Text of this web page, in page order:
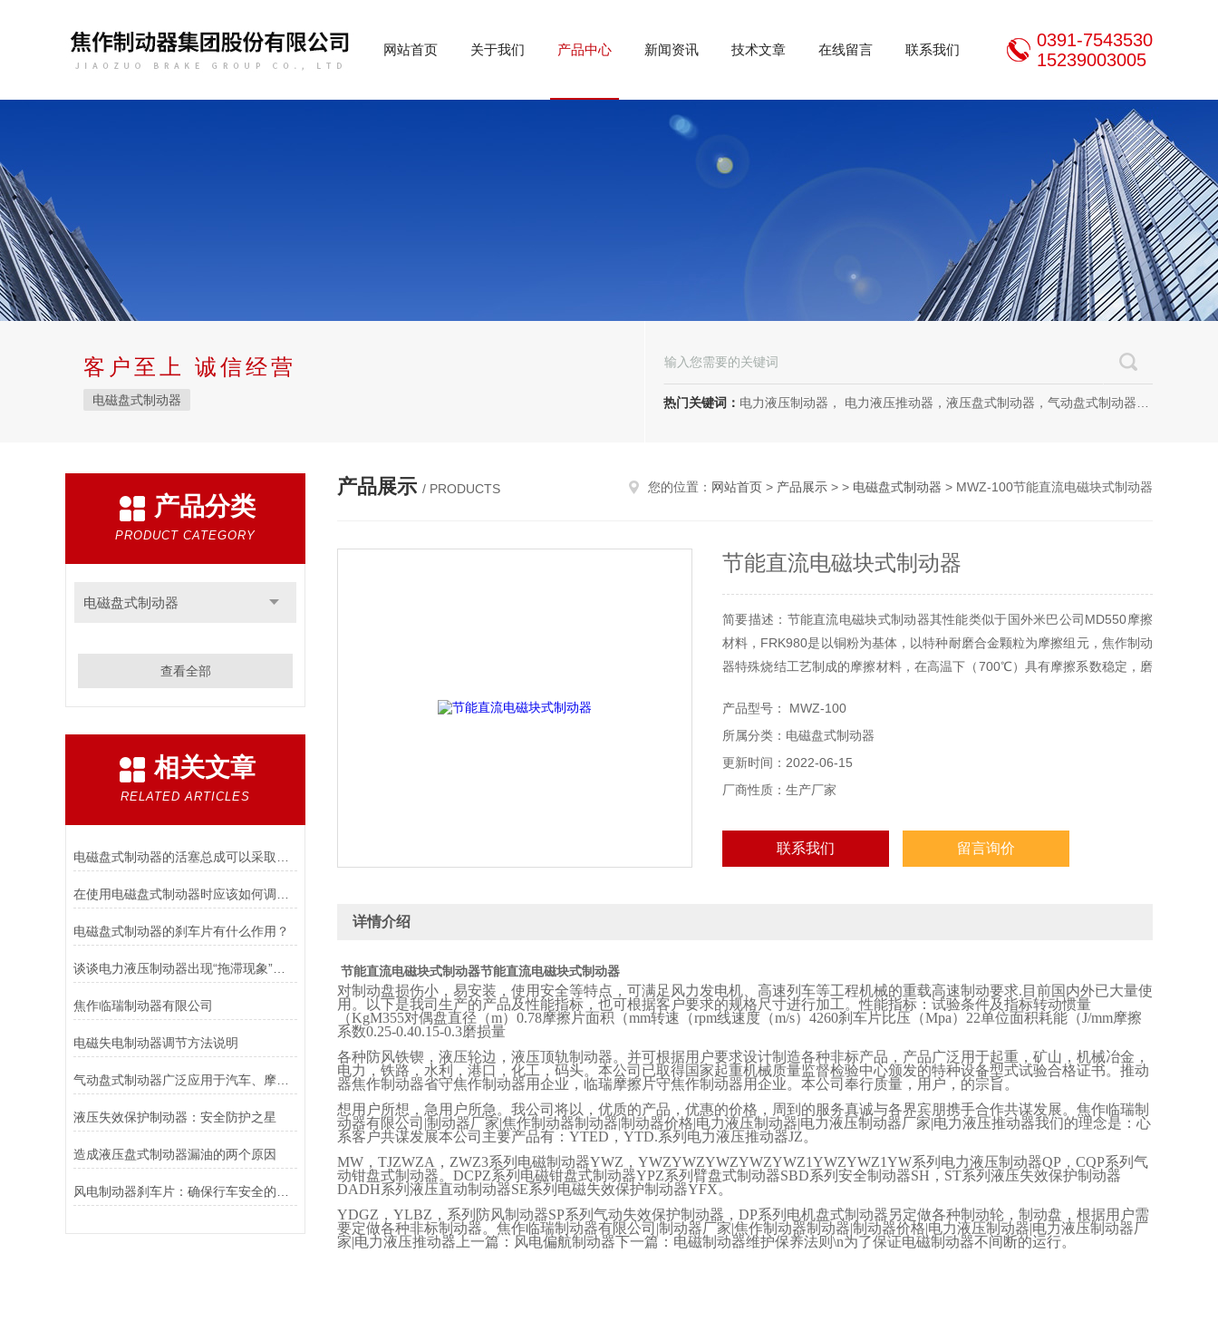
网站首页 关于我们 产品中心 新闻资讯 技术文章 在线留言 联系我们
0391-7543530
15239003005
客户至上 诚信经营
电磁盘式制动器 热门关键词： 电力液压制动器， 电力液压推动器，液压盘式制动器，气动盘式制动器，刹车片，焦作制动器股份有限公司，焦作金箍制动器，焦作金箍临瑞制动器股份有限公司
产品分类
PRODUCT CATEGORY
电磁盘式制动器
查看全部
相关文章
RELATED ARTICLES
电磁盘式制动器的刹车片有什么作用？
谈谈电力液压制动器出现“拖滞现象”的原因及解决方法
焦作临瑞制动器有限公司
电磁失电制动器调节方法说明
气动盘式制动器广泛应用于汽车、摩托车和自行车等交通工具中
液压失效保护制动器：安全防护之星
造成液压盘式制动器漏油的两个原因
产品展示 / PRODUCTS 您的位置： 网站首页 > 产品展示 > > 电磁盘式制动器 > MWZ-100节能直流电磁块式制动器
节能直流电磁块式制动器
简要描述：节能直流电磁块式制动器其性能类似于国外米巴公司MD550摩擦
材料，FRK980是以铜粉为基体，以特种耐磨合金颗粒为摩擦组元，焦作制动
器特殊烧结工艺制成的摩擦材料，在高温下（700℃）具有摩擦系数稳定，磨
速列车等工程机械的重载高速制动要求.目前国内外已大量使用。以下是我司
生产的产品及性能指标。
产品型号： MWZ-100
所属分类：电磁盘式制动器
更新时间：2022-06-15
厂商性质：生产厂家
联系我们 留言询价
详情介绍
节能直流电磁块式制动器节能直流电磁块式制动器
对制动盘损伤小，易安装，使用安全等特点，可满足风力发电机、高速列车等工程机械的重载高速制动要求. 目前国内外已大量使
用。以下是我司生产的产品及性能指标，也可根据客户要求的规格尺寸进行加工。性能指标：试验条件及指标转动惯量
（KgM355对偶盘直径（m） 0.78摩擦片面积（mm转速（rpm线速度（m/s） 4260刹车片比压（Mpa） 22单位面积耗能（J/mm摩擦
系数0.25-0.40.15-0.3磨损量
各种防风铁锲，液压轮边，液压顶轨制动器。并可根据用户要求设计制造各种非标产品，产品广泛用于起重，矿山，机械冶金，
电力，铁路，水利，港口，化工，码头。本公司已取得国家起重机械质量监督检验中心颁发的特种设备型式试验合格证书。推动
器焦作制动器省守焦作制动器用企业，临瑞摩擦片守焦作制动器用企业。本公司奉行质量，用户，的宗旨。
想用户所想，急用户所急。我公司将以，优质的产品，优惠的价格，周到的服务真诚与各界宾朋携手合作共谋发展。焦作临瑞制
动器有限公司 |制动器厂家|焦作制动器制动器|制动器价格|电力液压制动器|电力液压制动器厂家|电力液压推动器我们的理念是：心
系客户共谋发展本公司主要产品有： YTED ， YTD.系列电力液压推动器JZ。
MW ， TJZWZA ， ZWZ3系列电磁制动器YWZ ， YWZYWZYWZYWZYWZ1YWZYWZ1YW系列电力液压制动器QP ， CQP系列气
动钳盘式制动器。 DCPZ系列电磁钳盘式制动器YPZ系列臂盘式制动器SBD系列安全制动器SH ， ST系列液压失效保护制动器
DADH系列液压直动制动器SE系列电磁失效保护制动器YFX。
YDGZ ， YLBZ ，系列防风制动器SP系列气动失效保护制动器， DP系列电机盘式制动器另定做各种制动轮，制动盘，根据用户需
要定做各种非标制动器。焦作临瑞制动器有限公司 |制动器厂家|焦作制动器制动器|制动器价格|电力液压制动器|电力液压制动器厂
家|电力液压推动器上一篇：风电偏航制动器下一篇：电磁制动器维护保养法则 \n为了保证电磁制动器不间断的运行。